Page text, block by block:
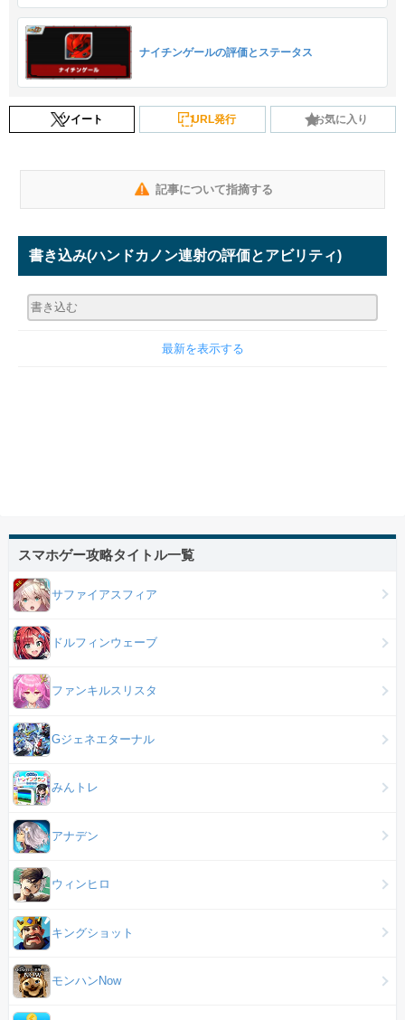
ナイチンゲールの評価とステータス
ツイート URL発行 お気に入り
記事について指摘する
書き込み(ハンドカノン連射の評価とアビリティ)
最新を表示する
スマホゲー攻略タイトル一覧
サファイアスフィア
ドルフィンウェーブ
ファンキルスリスタ
Gジェネエターナル
みんトレ
アナデン
ウィンヒロ
キングショット
モンハンNow